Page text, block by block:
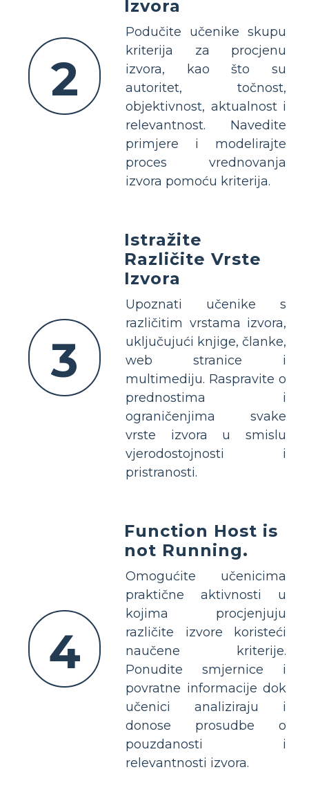
2
Izvora
Podučite učenike skupu
kriterija za procjenu
izvora, kao što su
autoritet, točnost,
objektivnost, aktualnost i
relevantnost. Navedite
primjere i modelirajte
proces vrednovanja
izvora pomoću kriterija.
3
Istražite
Različite Vrste
Izvora
Upoznati učenike s
različitim vrstama izvora,
uključujući knjige, članke,
web stranice i
multimediju. Raspravite o
prednostima i
ograničenjima svake
vrste izvora u smislu
vjerodostojnosti i
pristranosti.
4
Function Host is
not Running.
Omogućite učenicima
praktične aktivnosti u
kojima procjenjuju
različite izvore koristeći
naučene kriterije.
Ponudite smjernice i
povratne informacije dok
učenici analiziraju i
donose prosudbe o
pouzdanosti i
relevantnosti izvora.